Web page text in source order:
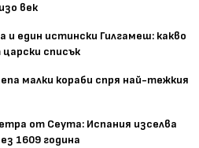
век
и един истински Гилгамеш: какво
списък
малки кораби спря най-тежкия
от Сеута: Испания изселва
1609 година